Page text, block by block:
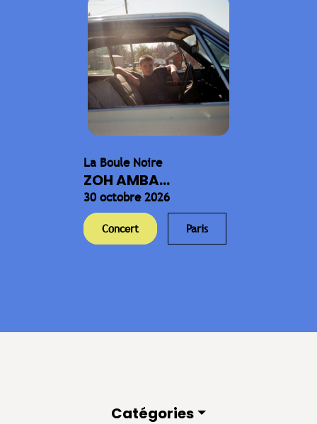
La Boule Noire
ZOH AMBA...
30 octobre 2026
Concert Paris
Catégories